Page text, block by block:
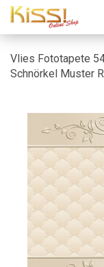
Vlies Fototapete
Schnörkel Muster